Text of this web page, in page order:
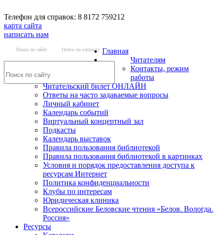
Телефон для справок: 8 8172 759212
карта сайта
написать нам
Поиск по сайту Поиск по каталогу Главная
Читателям
Контакты, режим
работы
Читательский билет ОНЛАЙН
Ответы на часто задаваемые вопросы
Личный кабинет
Календарь событий
Виртуальный концертный зал
Подкасты
Календарь выставок
Правила пользования библиотекой
Правила пользования библиотекой в картинках
Условия и порядок предоставления доступа к
ресурсам Интернет
Политика конфиденциальности
Клубы по интересам
Юридическая клиника
Всероссийские Беловские чтения «Белов. Вологда.
Россия»
Ресурсы